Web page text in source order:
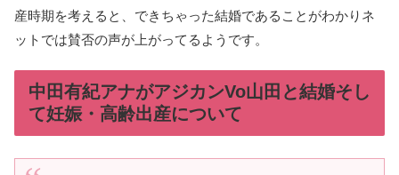
産時期を考えると、できちゃった結婚であることがわかりネ
ットでは賛否の声が上がってるようです。
中田有紀アナがアジカンVo山田と結婚そし
て妊娠・高齢出産について